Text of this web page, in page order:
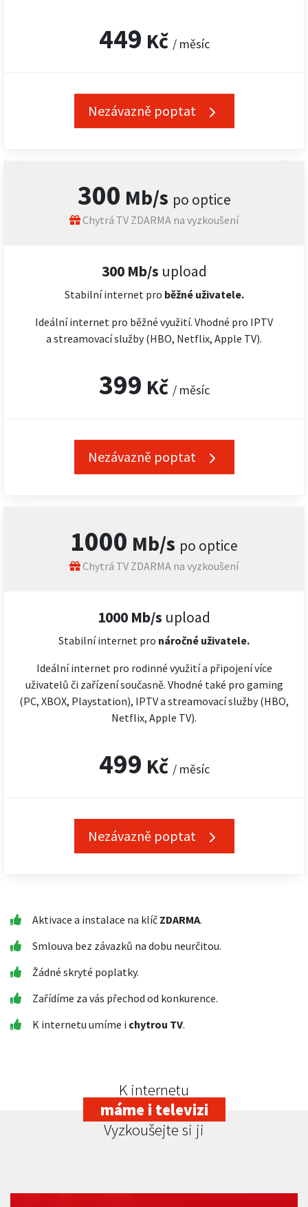
300 Mb/s po optice
Chytrá TV ZDARMA na vyzkoušení
300 Mb/s upload
Stabilní internet pro běžné uživatele.
Ideální internet pro běžné využití. Vhodné pro IPTV
a streamovací služby (HBO, Netflix, Apple TV).
399 Kč / měsíc
Nezávazně poptat
449 Kč / měsíc
Nezávazně poptat
1000 Mb/s po optice
Chytrá TV ZDARMA na vyzkoušení
1000 Mb/s upload
Stabilní internet pro náročné uživatele.
Ideální internet pro rodinné využití a připojení více
uživatelů či zařízení současně. Vhodné také pro gaming
(PC, XBOX, Playstation), IPTV a streamovací služby (HBO,
Netflix, Apple TV).
499 Kč / měsíc
Nezávazně poptat
Aktivace a instalace na klíč ZDARMA.
Smlouva bez závazků na dobu neurčitou.
Žádné skryté poplatky.
Zařídíme za vás přechod od konkurence.
K internetu umíme i chytrou TV.
K internetu
máme i televizi
Vyzkoušejte si ji